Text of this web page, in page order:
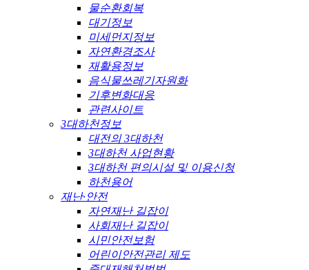
물순환회복
대기정보
미세먼지정보
자연환경조사
재활용정보
음식물쓰레기자원화
기후변화대응
관련사이트
3대하천정보
대전의 3대하천
3대하천 사업현황
3대하천 편의시설 및 이용신청
하천용어
재난·안전
자연재난 길잡이
사회재난 길잡이
시민안전보험
어린이안전관리 제도